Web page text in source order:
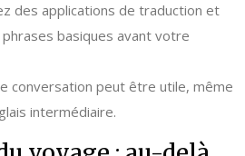
des applications de traduction et
basiques avant votre
conversation peut être utile, même
intermédiaire.